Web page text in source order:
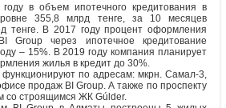
в объем ипотечного кредитования в
355,8 млрд тенге, за 10 месяцев
тенге. В 2017 году процент оформления
Group через ипотечное кредитование
– 15%. В 2019 году компания планирует
жилья в кредит до 30%.
по адресам: мкрн. Самал-3,
продаж BI Group. А также по проспекту
со строящимся ЖК Gúlder.